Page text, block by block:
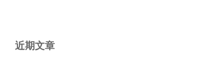
近期文章